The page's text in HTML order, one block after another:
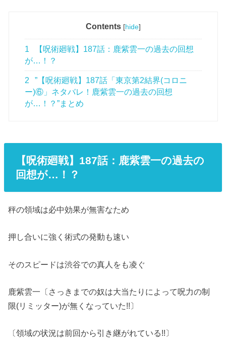
Contents [hide]
1
【呪術廻戦】187話：鹿紫雲一の過去の回想
が…！？
2
”【呪術廻戦】187話「東京第2結界(コロニ
ー)⑥」ネタバレ！鹿紫雲一の過去の回想
が…！？”まとめ
【呪術廻戦】187話：鹿紫雲一の過去の
回想が…！？
秤の領域は必中効果が無害なため
押し合いに強く術式の発動も速い
そのスピードは渋谷での真人をも凌ぐ
鹿紫雲一〔さっきまでの奴は大当たりによって呪力の制
限(リミッター)が無くなっていた!!〕
〔領域の状況は前回から引き継がれている!!〕